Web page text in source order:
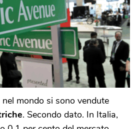
mondo si sono vendute
. Secondo dato. In Italia,